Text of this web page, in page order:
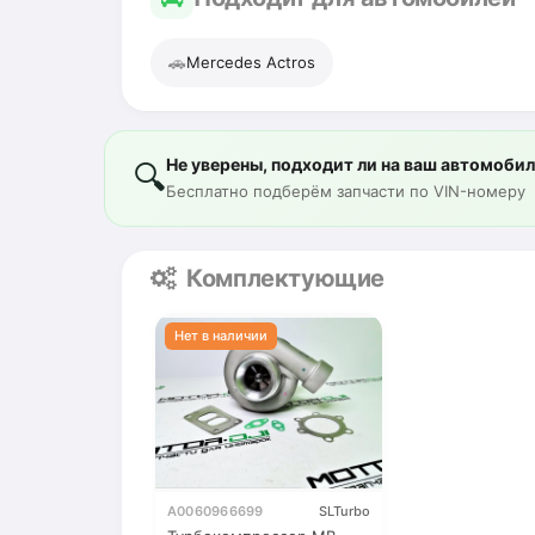
🚗Mercedes Actros
🔍Не уверены, подходит ли на ваш
Бесплатно подберём запчасти по VIN-номеру
Комплектующие
A0060966699 SLTurbo